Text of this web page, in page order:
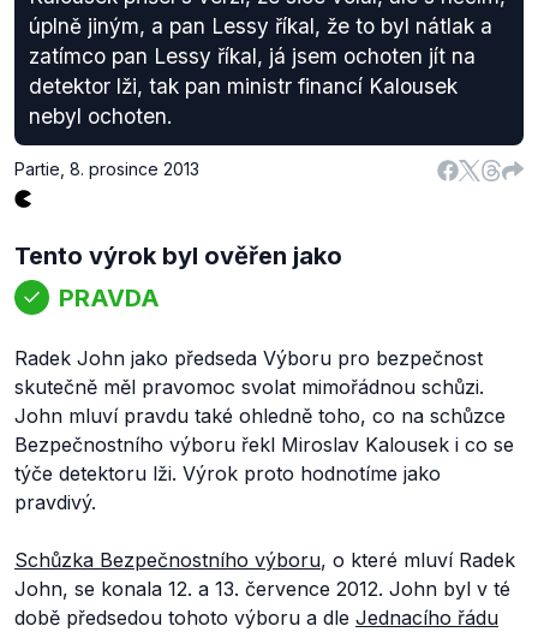
úplně jiným, a pan Lessy říkal, že to byl nátlak a
zatímco pan Lessy říkal, já jsem ochoten jít na
detektor lži, tak pan ministr financí Kalousek
nebyl ochoten.
Partie 8. prosince 2013
Tento výrok byl ověřen jako
PRAVDA
Radek John jako předseda Výboru pro bezpečnost
skutečně měl pravomoc svolat mimořádnou schůzi.
John mluví pravdu také ohledně toho, co na schůzce
Bezpečnostního výboru řekl Miroslav Kalousek i co se
týče detektoru lži. Výrok proto hodnotíme jako
pravdivý.
Schůzka Bezpečnostního výboru, o které mluví Radek
John, se konala 12. a 13. července 2012. John byl v té
době předsedou tohoto výboru a dle Jednacího řádu